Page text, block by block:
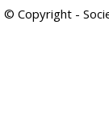
© Copyright -